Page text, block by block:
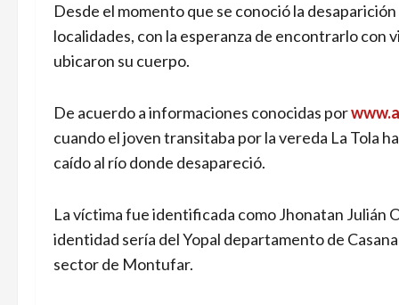
Desde el momento que se conoció la
localidades, con la esperanza de encontrarlo con
ubicaron su cuerpo.
De acuerdo a informaciones conocidas por
cuando el joven transitaba por la vereda La Tola
caído al río donde desapareció.
La víctima fue identificada como Jhonatan Julián
identidad sería del Yopal departamento de
sector de Montufar.